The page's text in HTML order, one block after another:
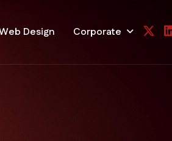
Design Corporate